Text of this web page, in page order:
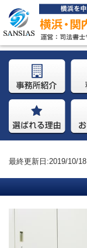
最終更新日:2019/10/18